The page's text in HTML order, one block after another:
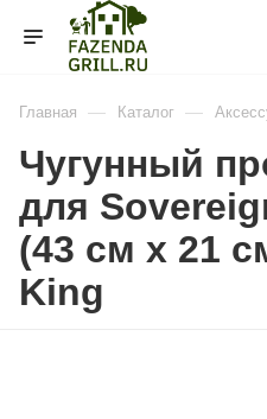
Главная — Каталог —
Чугунный
для
(43 см x 21
King